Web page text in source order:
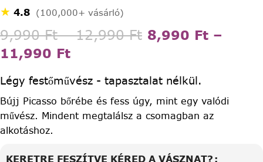
★ 4.8 (100,000+ vásárló)
9,990Ft – 12,990Ft 8,990 Ft –
11,990 Ft
Légy festőművész - tapasztalat nélkül.
Bújj Picasso bőrébe és fess úgy, mint egy valódi
művész. Mindent megtalálsz a csomagban az
alkotáshoz.
KERETRE FESZÍTVE KÉRED A VÁSZNAT?